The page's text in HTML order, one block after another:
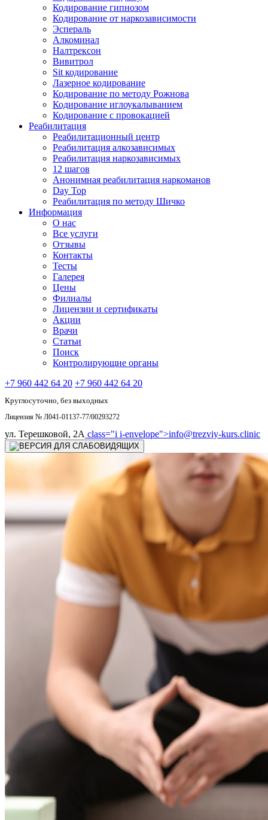
Кодирование гипнозом
Кодирование от наркозависимости
Эспераль
Алкоминал
Налтрексон
Вивитрол
Sit кодирование
Лазерное кодирование
Кодирование по методу Рожнова
Кодирование иглоукалыванием
Кодирование с провокацией
Реабилитация
Реабилитационный центр
Реабилитация алкозависимых
Реабилитация наркозависимых
12 шагов
Анонимная реабилитация наркоманов
Day Top
Реабилитация по методу Шичко
Информация
О нас
Все услуги
Отзывы
Контакты
Тесты
Галерея
Цены
Филиалы
Лицензии и сертификаты
Акции
Врачи
Статьи
Поиск
Контролирующие органы
+7 960 442 64 20 +7 960 442 64 20
Круглосуточно, без выходных
Лицензия № Л041-01137-77/00293272
ул. Терешковой, 2А class="i i-envelope">info@trezviy-kurs.clinic